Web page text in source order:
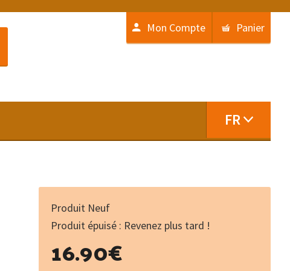
Mon Compte Panier
FR
Produit Neuf
Produit épuisé : Revenez plus tard !
16.90€